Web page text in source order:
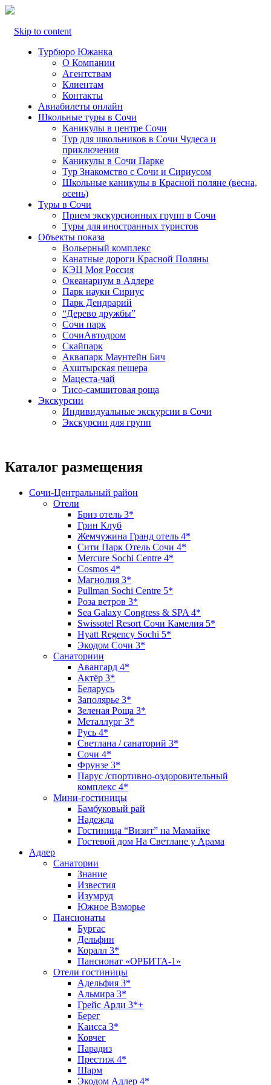
Skip to content
Турбюро Южанка
О Компании
Агентствам
Клиентам
Контакты
Авиабилеты онлайн
Школьные туры в Сочи
Каникулы в центре Сочи
Тур для школьников в Сочи Чудеса и
приключения
Каникулы в Сочи Парке
Тур Знакомство с Сочи и Сириусом
Школьные каникулы в Красной поляне (весна,
осень)
Туры в Сочи
Прием экскурсионных групп в Сочи
Туры для иностранных туристов
Объекты показа
Вольерный комплекс
Канатные дороги Красной Поляны
КЭЦ Моя Россия
Океанариум в Адлере
Парк науки Сириус
Парк Дендрарий
“Дерево дружбы”
Сочи парк
СочиАвтодром
Скайпарк
Аквапарк Маунтейн Бич
Ахштырская пещера
Мацеста-чай
Тисо-самшитовая роща
Экскурсии
Индивидуальные экскурсии в Сочи
Экскурсии для групп
Каталог размещения
Сочи-Центральный район
Отели
Бриз отель 3*
Грин Клуб
Жемчужина Гранд отель 4*
Сити Парк Отель Сочи 4*
Mercure Sochi Centre 4*
Cosmos 4*
Магнолия 3*
Pullman Sochi Сеntre 5*
Роза ветров 3*
Sea Galaxy Congress & SPA 4*
Swissotel Resort Сочи Камелия 5*
Hyatt Regency Sochi 5*
Экодом Сочи 3*
Санаториии
Авангард 4*
Актёр 3*
Беларусь
Заполярье 3*
Зеленая Роща 3*
Металлург 3*
Русь 4*
Светлана / санаторий 3*
Сочи 4*
Фрунзе 3*
Парус /спортивно-оздоровительный
комплекс 4*
Мини-гостиницы
Бамбуковый рай
Надежда
Гостиница “Визит” на Мамайке
Гостевой дом На Светлане у Арама
Адлер
Санатории
Знание
Известия
Изумруд
Южное Взморье
Пансионаты
Бургас
Дельфин
Коралл 3*
Пансионат «ОРБИТА-1»
Отели гостиницы
Адельфия 3*
Альмира 3*
Грейс Арли 3*+
Берег
Каисса 3*
Ковчег
Парадиз
Престиж 4*
Шарм
Экодом Адлер 4*